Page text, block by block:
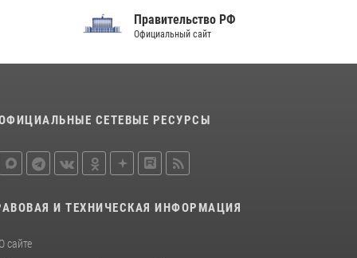
Правительство РФ
Официальный сайт
СЕТЕВЫЕ РЕСУРСЫ
И ТЕХНИЧЕСКАЯ ИНФОРМАЦИЯ
О сайте